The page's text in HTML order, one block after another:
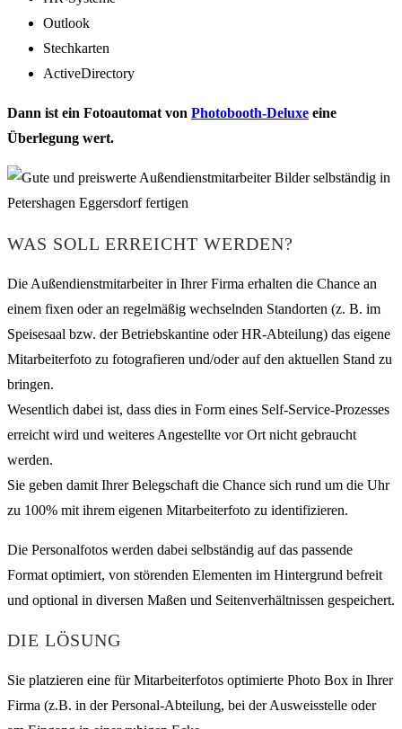
Outlook
Stechkarten
ActiveDirectory
Dann ist ein Fotoautomat von Photobooth-Deluxe eine
Überlegung wert.
WAS SOLL ERREICHT WERDEN?
Die Außendienstmitarbeiter in Ihrer Firma erhalten die Chance an
einem fixen oder an regelmäßig wechselnden Standorten (z. B. im
Speisesaal bzw. der Betriebskantine oder HR-Abteilung) das eigene
Mitarbeiterfoto zu fotografieren und/oder auf den aktuellen Stand zu
bringen.
Wesentlich dabei ist, dass dies in Form eines Self-Service-Prozesses
erreicht wird und weiteres Angestellte vor Ort nicht gebraucht
werden.
Sie geben damit Ihrer Belegschaft die Chance sich rund um die Uhr
zu 100% mit ihrem eigenen Mitarbeiterfoto zu identifizieren.
Die Personalfotos werden dabei selbständig auf das passende
Format optimiert, von störenden Elementen im Hintergrund befreit
und optional in diversen Maßen und Seitenverhältnissen gespeichert.
DIE LÖSUNG
Sie platzieren eine für Mitarbeiterfotos optimierte Photo Box in Ihrer
Firma (z.B. in der Personal-Abteilung, bei der Ausweisstelle oder